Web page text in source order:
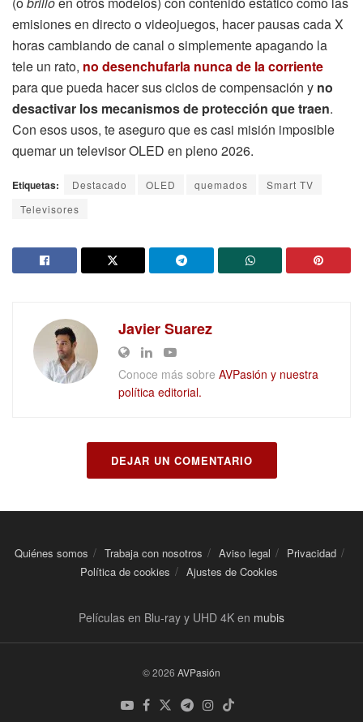
emisiones en directo o videojuegos, hacer pausas cada X
horas cambiando de canal o simplemente apagando la
tele un rato, no desenchufarla nunca de la corriente
para que pueda hacer sus ciclos de compensación y no
desactivar los mecanismos de protección que traen.
Con esos usos, te aseguro que es casi misión imposible
quemar un televisor OLED en pleno 2026.
Etiquetas: Destacado OLED quemados
Smart TV
Televisores
Javier Suarez
Conoce más sobre AVPasión y nuestra
política editorial.
DEJAR UN COMENTARIO
Quiénes somos Trabaja con nosotros Aviso legal
Privacidad
Política de cookies
Ajustes de Cookies
Películas en Blu-ray y UHD 4K en mubis
© 2026 AVPasión